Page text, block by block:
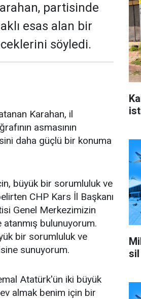
partisinde
esas alan bir
söyledi.
Karahan, il
asmasının
daha güçlü bir konuma
büyük bir sorumluluk ve
CHP Kars İl Başkanı
Genel Merkezimizin
bulunuyorum.
bir sorumluluk ve
sunuyorum.
Atatürk'ün iki büyük
almak benim için bir
sil